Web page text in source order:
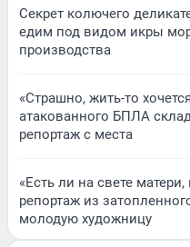
Секрет колючего
едим под видом икры
производства
«Страшно, жить-то
атакованного БПЛА
репортаж с места
«Есть ли на свете
репортаж из
молодую художницу